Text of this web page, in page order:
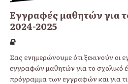
Εγγραφές μαθητών για
2024-2025
Σας ενημερώνουμε ότι ξεκινούν οι
εγγραφών μαθητών για το σχολικό
πρόγραμμα των εγγραφών και για